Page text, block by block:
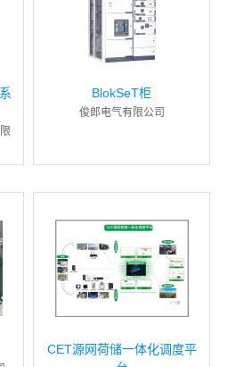
BlokSeT柜
俊郎电气有限公司
CET源网荷储一体化调度平